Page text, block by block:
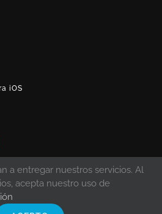
iOS
a entregar nuestros servicios. Al
acepta nuestro uso de